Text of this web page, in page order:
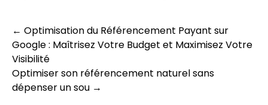
Post
navigation
← Optimisation du Référencement Payant sur
Google : Maîtrisez Votre Budget et Maximisez Votre
Visibilité
Optimiser son référencement naturel sans
dépenser un sou →